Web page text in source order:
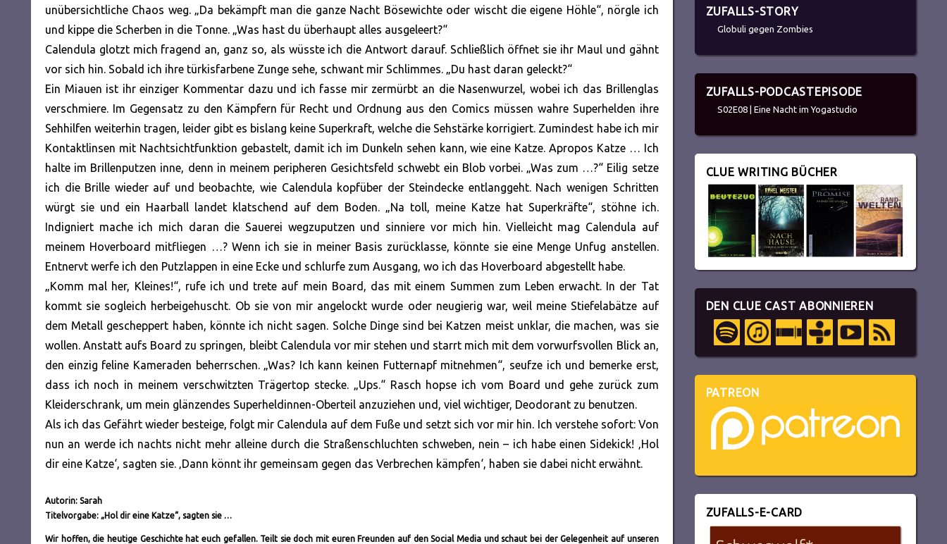
unübersichtliche Chaos weg. „Da bekämpft man die ganze Nacht Bösewichte oder wischt die eigene Höhle“, nörgle ich
und kippe die Scherben in die Tonne. „Was hast du überhaupt alles ausgeleert?“
Calendula glotzt mich fragend an, ganz so, als wüsste ich die Antwort darauf. Schließlich öffnet sie ihr Maul und gähnt
vor sich hin. Sobald ich ihre türkisfarbene Zunge sehe, schwant mir Schlimmes. „Du hast daran geleckt?“
Ein Miauen ist ihr einziger Kommentar dazu und ich fasse mir zermürbt an die Nasenwurzel, wobei ich das Brillenglas
verschmiere. Im Gegensatz zu den Kämpfern für Recht und Ordnung aus den Comics müssen wahre Superhelden ihre
Sehhilfen weiterhin tragen, leider gibt es bislang keine Superkraft, welche die Sehstärke korrigiert. Zumindest habe ich mir
Kontaktlinsen mit Nachtsichtfunktion gebastelt, damit ich im Dunkeln sehen kann, wie eine Katze. Apropos Katze … Ich
halte im Brillenputzen inne, denn in meinem peripheren Gesichtsfeld schwebt ein Blob vorbei. „Was zum …?“ Eilig setze
ich die Brille wieder auf und beobachte, wie Calendula kopfüber der Steindecke entlanggeht. Nach wenigen Schritten
würgt sie und ein Haarball landet klatschend auf dem Boden. „Na toll, meine Katze hat Superkräfte“, stöhne ich.
Indigniert mache ich mich daran die Sauerei wegzuputzen und sinniere vor mich hin. Vielleicht mag Calendula auf
meinem Hoverboard mitfliegen …? Wenn ich sie in meiner Basis zurücklasse, könnte sie eine Menge Unfug anstellen.
Entnervt werfe ich den Putzlappen in eine Ecke und schlurfe zum Ausgang, wo ich das Hoverboard abgestellt habe.
„Komm mal her, Kleines!“, rufe ich und trete auf mein Board, das mit einem Summen zum Leben erwacht. In der Tat
kommt sie sogleich herbeigehuscht. Ob sie von mir angelockt wurde oder neugierig war, weil meine Stiefelabätze auf
dem Metall gescheppert haben, könnte ich nicht sagen. Solche Dinge sind bei Katzen meist unklar, die machen, was sie
wollen. Anstatt aufs Board zu springen, bleibt Calendula vor mir stehen und starrt mich mit dem vorwurfsvollen Blick an,
den einzig feline Kameraden beherrschen. „Was? Ich kann keinen Futternapf mitnehmen“, seufze ich und bemerke erst,
dass ich noch in meinem verschwitzten Trägertop stecke. „Ups.“ Rasch hopse ich vom Board und gehe zurück zum
Kleiderschrank, um mein glänzendes Superheldinnen-Oberteil anzuziehen und, viel wichtiger, Deodorant zu benutzen.
Als ich das Gefährt wieder besteige, folgt mir Calendula auf dem Fuße und setzt sich vor mir hin. Ich verstehe sofort: Von
nun an werde ich nachts nicht mehr alleine durch die Straßenschluchten schweben, nein – ich habe einen Sidekick! ‚Hol
dir eine Katze‘, sagten sie. ‚Dann könnt ihr gemeinsam gegen das Verbrechen kämpfen‘, haben sie dabei nicht erwähnt.
Autorin: Sarah
Titelvorgabe: „Hol dir eine Katze“, sagten sie …
Wir hoffen, die heutige Geschichte hat euch gefallen. Teilt sie doch mit euren Freunden auf den Social Media und schaut bei der Gelegenheit auf unseren
ZUFALLS-STORY
Globuli gegen Zombies
ZUFALLS-PODCASTEPISODE
S02E08 | Eine Nacht im Yogastudio
CLUE WRITING BÜCHER
DEN CLUE CAST ABONNIEREN
PATREON
ZUFALLS-E-CARD